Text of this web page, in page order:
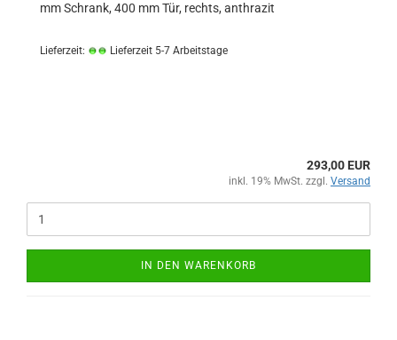
mm Schrank, 400 mm Tür, rechts, anthrazit
Lieferzeit: Lieferzeit 5-7 Arbeitstage
293,00 EUR
inkl. 19% MwSt. zzgl. Versand
IN DEN WARENKORB